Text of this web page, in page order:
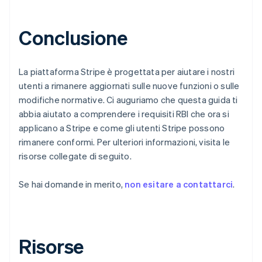
Conclusione
La piattaforma Stripe è progettata per aiutare i nostri
utenti a rimanere aggiornati sulle nuove funzioni o sulle
modifiche normative. Ci auguriamo che questa guida ti
abbia aiutato a comprendere i requisiti RBI che ora si
applicano a Stripe e come gli utenti Stripe possono
rimanere conformi. Per ulteriori informazioni, visita le
risorse collegate di seguito.
Se hai domande in merito, non esitare a contattarci.
Risorse
Canada
简体中文English
Cipro
English
Croazia
Danimarca
English
Emirati Arabi Uniti
Estonia
FrançaisEnglish
Germania